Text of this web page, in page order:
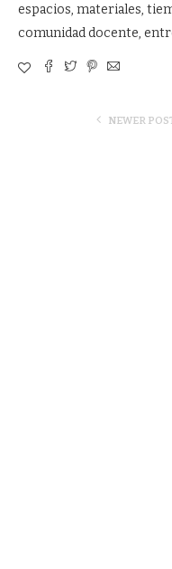
espacios, materiales,
comunidad docente,
NEWER